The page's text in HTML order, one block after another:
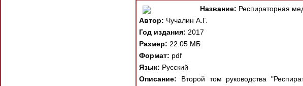
Название: Респираторная
Автор: Чучалин А.Г.
Год издания: 2017
Размер: 22.05 МБ
Формат: pdf
Язык: Русский
Описание: Второй том руководства